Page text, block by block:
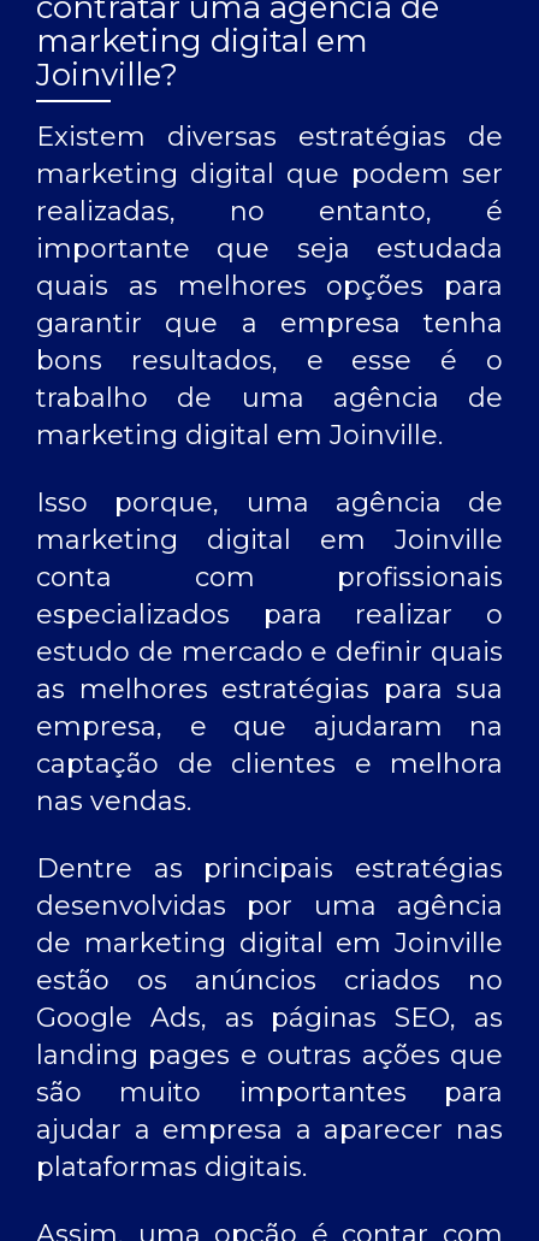
marketing digital em
Joinville?
Existem diversas estratégias de
marketing digital que podem ser
realizadas, no entanto, é
importante que seja estudada
quais as melhores opções para
garantir que a empresa tenha
bons resultados, e esse é o
trabalho de uma agência de
marketing digital em Joinville.
Isso porque, uma agência de
marketing digital em Joinville
conta com profissionais
especializados para realizar o
estudo de mercado e definir quais
as melhores estratégias para sua
empresa, e que ajudaram na
captação de clientes e melhora
nas vendas.
Dentre as principais estratégias
desenvolvidas por uma agência
de marketing digital em Joinville
estão os anúncios criados no
Google Ads, as páginas SEO, as
landing pages e outras ações que
são muito importantes para
ajudar a empresa a aparecer nas
plataformas digitais.
Assim, uma opção é contar com